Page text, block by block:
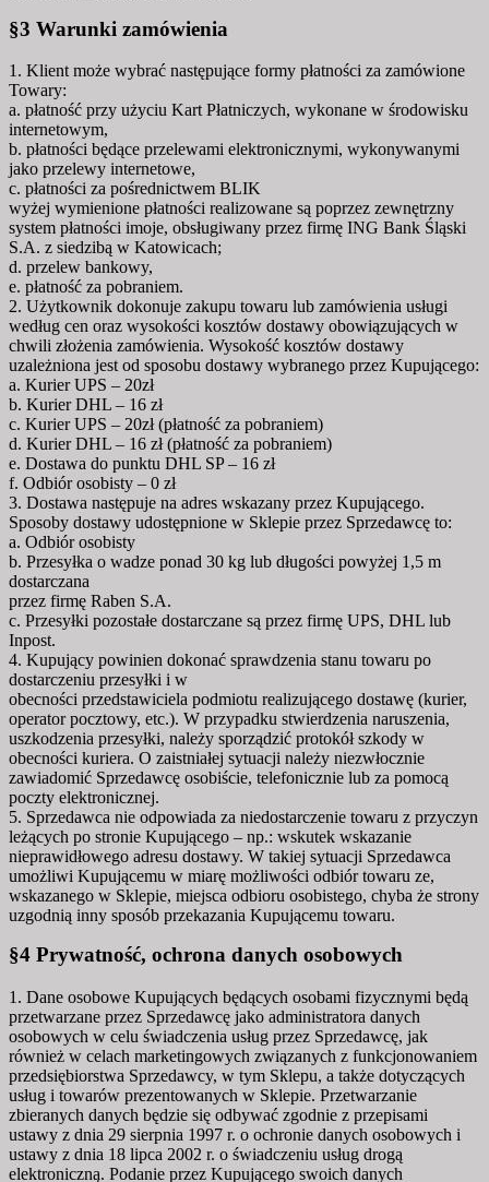
§3 Warunki zamówienia
1. Klient może wybrać następujące formy płatności za zamówione
Towary:
a. płatność przy użyciu Kart Płatniczych, wykonane w środowisku
internetowym,
b. płatności będące przelewami elektronicznymi, wykonywanymi
jako przelewy internetowe,
c. płatności za pośrednictwem BLIK
wyżej wymienione płatności realizowane są poprzez zewnętrzny
system płatności imoje, obsługiwany przez firmę ING Bank Śląski
S.A. z siedzibą w Katowicach;
d. przelew bankowy,
e. płatność za pobraniem.
2. Użytkownik dokonuje zakupu towaru lub zamówienia usługi
według cen oraz wysokości kosztów dostawy obowiązujących w
chwili złożenia zamówienia. Wysokość kosztów dostawy
uzależniona jest od sposobu dostawy wybranego przez Kupującego:
a. Kurier UPS – 20zł
b. Kurier DHL – 16 zł
c. Kurier UPS – 20zł (płatność za pobraniem)
d. Kurier DHL – 16 zł (płatność za pobraniem)
e. Dostawa do punktu DHL SP – 16 zł
f. Odbiór osobisty – 0 zł
3. Dostawa następuje na adres wskazany przez Kupującego.
Sposoby dostawy udostępnione w Sklepie przez Sprzedawcę to:
a. Odbiór osobisty
b. Przesyłka o wadze ponad 30 kg lub długości powyżej 1,5 m
dostarczana
przez firmę Raben S.A.
c. Przesyłki pozostałe dostarczane są przez firmę UPS, DHL lub
Inpost.
4. Kupujący powinien dokonać sprawdzenia stanu towaru po
dostarczeniu przesyłki i w
obecności przedstawiciela podmiotu realizującego dostawę (kurier,
operator pocztowy, etc.). W przypadku stwierdzenia naruszenia,
uszkodzenia przesyłki, należy sporządzić protokół szkody w
obecności kuriera. O zaistniałej sytuacji należy niezwłocznie
zawiadomić Sprzedawcę osobiście, telefonicznie lub za pomocą
poczty elektronicznej.
5. Sprzedawca nie odpowiada za niedostarczenie towaru z przyczyn
leżących po stronie Kupującego – np.: wskutek wskazanie
nieprawidłowego adresu dostawy. W takiej sytuacji Sprzedawca
umożliwi Kupującemu w miarę możliwości odbiór towaru ze,
wskazanego w Sklepie, miejsca odbioru osobistego, chyba że strony
uzgodnią inny sposób przekazania Kupującemu towaru.
§4 Prywatność, ochrona danych osobowych
1. Dane osobowe Kupujących będących osobami fizycznymi będą
przetwarzane przez Sprzedawcę jako administratora danych
osobowych w celu świadczenia usług przez Sprzedawcę, jak
również w celach marketingowych związanych z funkcjonowaniem
przedsiębiorstwa Sprzedawcy, w tym Sklepu, a także dotyczących
usług i towarów prezentowanych w Sklepie. Przetwarzanie
zbieranych danych będzie się odbywać zgodnie z przepisami
ustawy z dnia 29 sierpnia 1997 r. o ochronie danych osobowych i
ustawy z dnia 18 lipca 2002 r. o świadczeniu usług drogą
elektroniczną. Podanie przez Kupującego swoich danych